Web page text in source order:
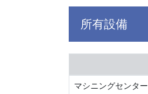
所有設備
マシニングセンター